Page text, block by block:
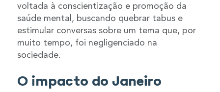
voltada à conscientização e promoção da
saúde mental, buscando quebrar tabus e
estimular conversas sobre um tema que, por
muito tempo, foi negligenciado na
sociedade.
O impacto do Janeiro